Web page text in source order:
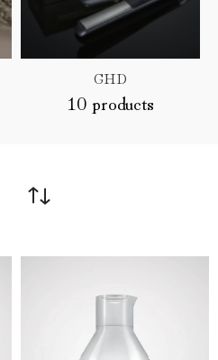
GHD
10 products